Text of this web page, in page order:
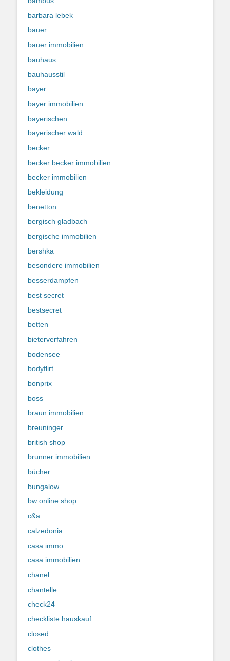
barbara lebek
bauer
bauer immobilien
bauhaus
bauhausstil
bayer
bayer immobilien
bayerischen
bayerischer wald
becker
becker becker immobilien
becker immobilien
bekleidung
benetton
bergisch gladbach
bergische immobilien
bershka
besondere immobilien
besserdampfen
best secret
bestsecret
betten
bieterverfahren
bodensee
bodyflirt
bonprix
boss
braun immobilien
breuninger
british shop
brunner immobilien
bücher
bungalow
bw online shop
c&a
calzedonia
casa immo
casa immobilien
chanel
chantelle
check24
checkliste hauskauf
closed
clothes